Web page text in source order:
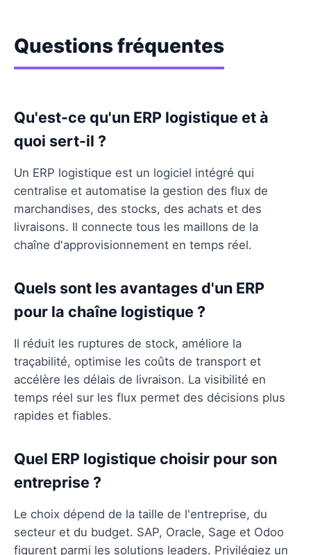
Questions fréquentes
Qu'est-ce qu'un ERP logistique et à
quoi sert-il ?
Un ERP logistique est un logiciel intégré qui
centralise et automatise la gestion des flux de
marchandises, des stocks, des achats et des
livraisons. Il connecte tous les maillons de la
chaîne d'approvisionnement en temps réel.
Quels sont les avantages d'un ERP
pour la chaîne logistique ?
Il réduit les ruptures de stock, améliore la
traçabilité, optimise les coûts de transport et
accélère les délais de livraison. La visibilité en
temps réel sur les flux permet des décisions plus
rapides et fiables.
Quel ERP logistique choisir pour son
entreprise ?
Le choix dépend de la taille de l'entreprise, du
secteur et du budget. SAP, Oracle, Sage et Odoo
figurent parmi les solutions leaders. Privilégiez un